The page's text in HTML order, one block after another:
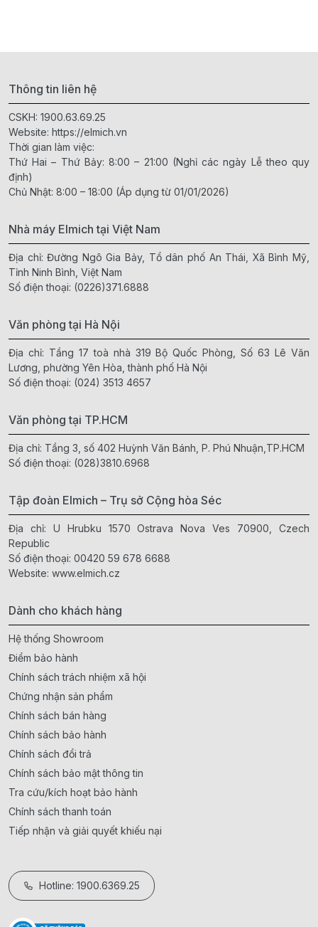
Thông tin liên hệ
CSKH: 1900.63.69.25
Website: https://elmich.vn
Thời gian làm việc:
Thứ Hai – Thứ Bảy: 8:00 – 21:00 (Nghỉ các ngày Lễ theo quy
định)
Chủ Nhật: 8:00 – 18:00 (Áp dụng từ 01/01/2026)
Nhà máy Elmich tại Việt Nam
Địa chỉ: Đường Ngô Gia Bảy, Tổ dân phố An Thái, Xã Bình Mỹ,
Tỉnh Ninh Bình, Việt Nam
Số điện thoại: (0226)371.6888
Văn phòng tại Hà Nội
Địa chỉ: Tầng 17 toà nhà 319 Bộ Quốc Phòng, Số 63 Lê Văn
Lương, phường Yên Hòa, thành phố Hà Nội
Số điện thoại: (024) 3513 4657
Văn phòng tại TP.HCM
Địa chỉ: Tầng 3, số 402 Huỳnh Văn Bánh, P. Phú Nhuận,TP.HCM
Số điện thoại: (028)3810.6968
Tập đoàn Elmich – Trụ sở Cộng hòa Séc
Địa chỉ: U Hrubku 1570 Ostrava Nova Ves 70900, Czech
Republic
Số điện thoại: 00420 59 678 6688
Website: www.elmich.cz
Dành cho khách hàng
Hệ thống Showroom
Điểm bảo hành
Chính sách trách nhiệm xã hội
Chứng nhận sản phẩm
Chính sách bán hàng
Chính sách bảo hành
Chính sách đổi trả
Chính sách bảo mật thông tin
Tra cứu/kích hoạt bảo hành
Chính sách thanh toán
Tiếp nhận và giải quyết khiếu nại
Hotline: 1900.6369.25